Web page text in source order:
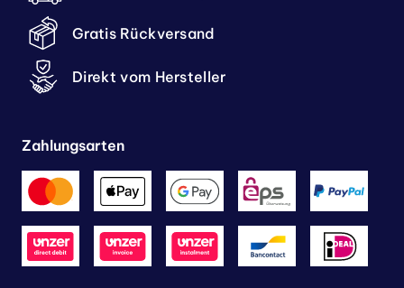
Gratis Rückversand
Direkt vom Hersteller
Zahlungsarten